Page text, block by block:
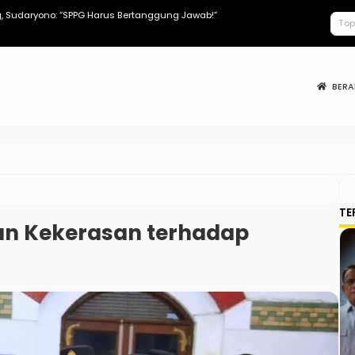
“SPPG Harus Bertanggung Jawab!” Apa Saja
Kekerasan terhadap